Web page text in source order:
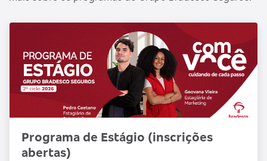
Programa de Estágio (inscrições
abertas)